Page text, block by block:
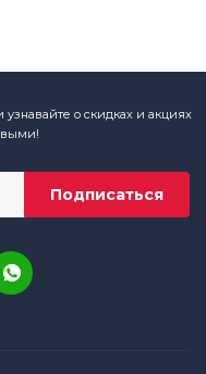
о скидках и акциях